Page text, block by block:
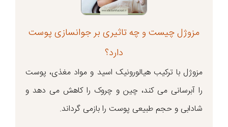
مزوژل چیست و چه تاثیری بر جوانسازی پوست
دارد؟
مزوژل با ترکیب هیالورونیک اسید و مواد مغذی، پوست
را آبرسانی می کند، چین و چروک را کاهش می دهد و
شادابی و حجم طبیعی پوست را بازمی گرداند.